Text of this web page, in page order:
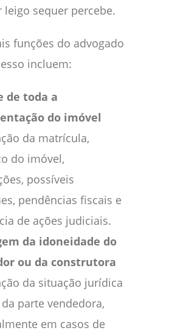
sequer percebe.
funções do advogado
incluem:
de toda a
do imóvel
da matrícula,
do imóvel,
possíveis
pendências fiscais e
de ações judiciais.
da idoneidade do
ou da construtora
da situação jurídica
parte vendedora,
em casos de